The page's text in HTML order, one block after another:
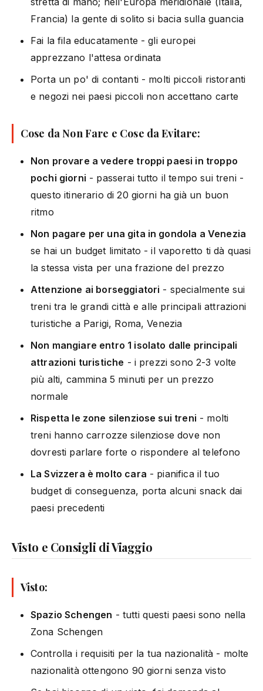
Francia) la gente di solito si bacia sulla guancia
Fai la fila educatamente - gli europei
apprezzano l'attesa ordinata
Porta un po' di contanti - molti piccoli ristoranti
e negozi nei paesi piccoli non accettano carte
Cose da Non Fare e Cose da Evitare:
Non provare a vedere troppi paesi in troppo
pochi giorni - passerai tutto il tempo sui treni -
questo itinerario di 20 giorni ha già un buon
ritmo
Non pagare per una gita in gondola a Venezia
se hai un budget limitato - il vaporetto ti dà quasi
la stessa vista per una frazione del prezzo
Attenzione ai borseggiatori - specialmente sui
treni tra le grandi città e alle principali attrazioni
turistiche a Parigi, Roma, Venezia
Non mangiare entro 1 isolato dalle principali
attrazioni turistiche - i prezzi sono 2-3 volte
più alti, cammina 5 minuti per un prezzo
normale
Rispetta le zone silenziose sui treni - molti
treni hanno carrozze silenziose dove non
dovresti parlare forte o rispondere al telefono
La Svizzera è molto cara - pianifica il tuo
budget di conseguenza, porta alcuni snack dai
paesi precedenti
Visto e Consigli di Viaggio
Visto:
Spazio Schengen - tutti questi paesi sono nella
Zona Schengen
Controlla i requisiti per la tua nazionalità - molte
nazionalità ottengono 90 giorni senza visto